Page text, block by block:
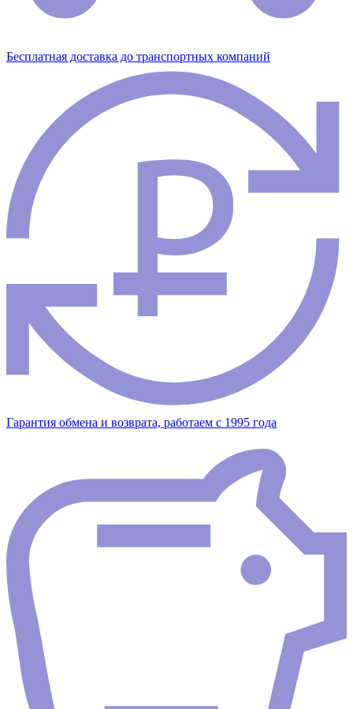
Бесплатная доставка до транспортных компаний
Гарантия обмена и возврата, работаем с 1995 года